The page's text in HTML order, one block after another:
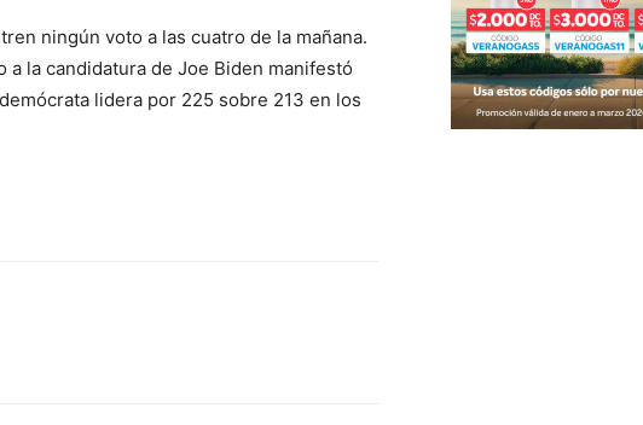
ningún voto a las cuatro de la mañana.
a la candidatura de Joe Biden manifestó
lidera por 225 sobre 213 en los